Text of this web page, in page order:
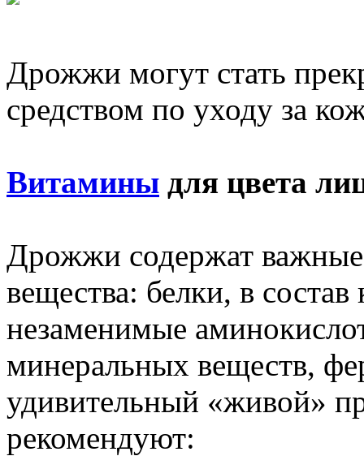
Дрожжи могут стать
средством по уходу за
Витамины для цвета
Дрожжи содержат важные
вещества: белки, в состав
незаменимые
минеральных веществ,
удивительный «живой»
рекомендуют: